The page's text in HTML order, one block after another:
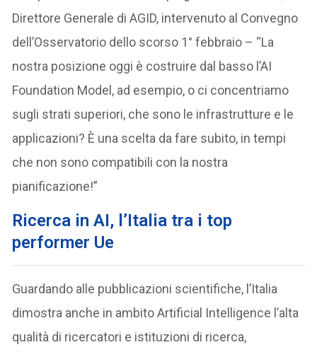
Direttore Generale di AGID, intervenuto al Convegno
dell’Osservatorio dello scorso 1° febbraio – “La
nostra posizione oggi è costruire dal basso l’AI
Foundation Model, ad esempio, o ci concentriamo
sugli strati superiori, che sono le infrastrutture e le
applicazioni? È una scelta da fare subito, in tempi
che non sono compatibili con la nostra
pianificazione!”
Ricerca in AI, l’Italia tra i top
performer Ue
Guardando alle pubblicazioni scientifiche, l’Italia
dimostra anche in ambito Artificial Intelligence l’alta
qualità di ricercatori e istituzioni di ricerca,